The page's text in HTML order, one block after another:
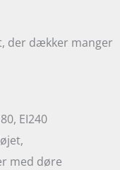
der dækker manger
EI240
med døre